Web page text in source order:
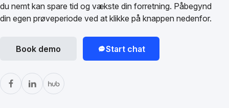
du nemt kan spare tid og vækste din forretning. Påbegynd
din egen prøveperiode ved at klikke på knappen nedenfor.
Book demo Start chat